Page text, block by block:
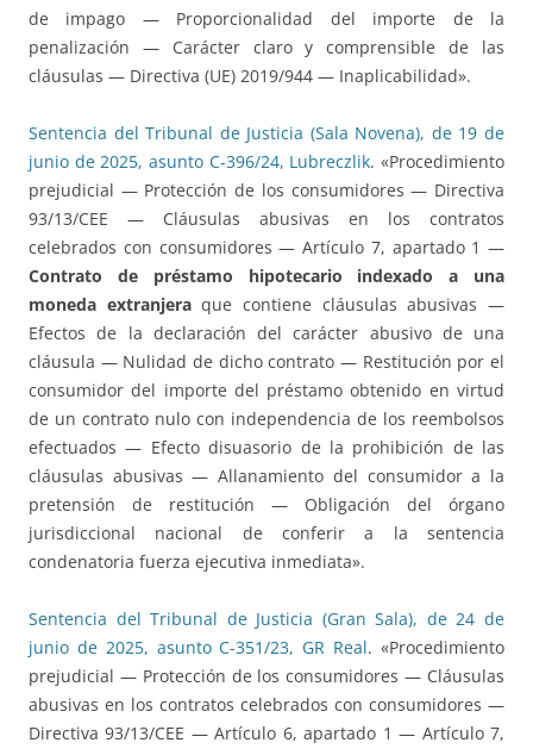
de impago — Proporcionalidad del importe de la
penalización — Carácter claro y comprensible de las
cláusulas — Directiva (UE) 2019/944 — Inaplicabilidad».
Sentencia del Tribunal de Justicia (Sala Novena), de 19 de
junio de 2025, asunto C-396/24, Lubreczlik. «Procedimiento
prejudicial — Protección de los consumidores — Directiva
93/13/CEE — Cláusulas abusivas en los contratos
celebrados con consumidores — Artículo 7, apartado 1 —
Contrato de préstamo hipotecario indexado a una
moneda extranjeraque contiene cláusulas abusivas —
Efectos de la declaración del carácter abusivo de una
cláusula — Nulidad de dicho contrato — Restitución por el
consumidor del importe del préstamo obtenido en virtud
de un contrato nulo con independencia de los reembolsos
efectuados — Efecto disuasorio de la prohibición de las
cláusulas abusivas — Allanamiento del consumidor a la
pretensión de restitución — Obligación del órgano
jurisdiccional nacional de conferir a la sentencia
condenatoria fuerza ejecutiva inmediata».
Sentencia del Tribunal de Justicia (Gran Sala), de 24 de
junio de 2025, asunto C-351/23, GR Real. «Procedimiento
prejudicial — Protección de los consumidores — Cláusulas
abusivas en los contratos celebrados con consumidores —
Directiva 93/13/CEE — Artículo 6, apartado 1 — Artículo 7,